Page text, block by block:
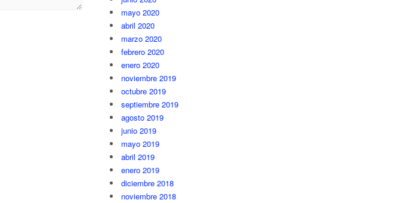
mayo 2020
abril 2020
marzo 2020
febrero 2020
enero 2020
noviembre 2019
octubre 2019
septiembre 2019
agosto 2019
junio 2019
mayo 2019
abril 2019
enero 2019
diciembre 2018
noviembre 2018